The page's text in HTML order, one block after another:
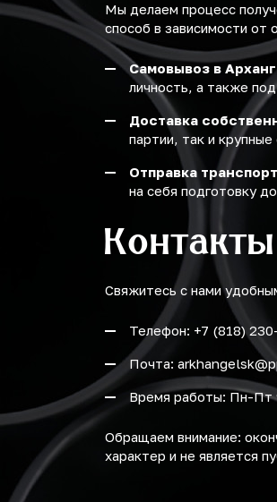
Мы делаем процесс
способ в зависимости от
Самовывоз в
личность, а также
Доставка
партии, так и
Отправка
на себя подготовку
Свяжитесь с нами
Телефон: +7 (818)
Почта:
Время работы: Пн-Пт
Обращаем внимание:
характер и не является